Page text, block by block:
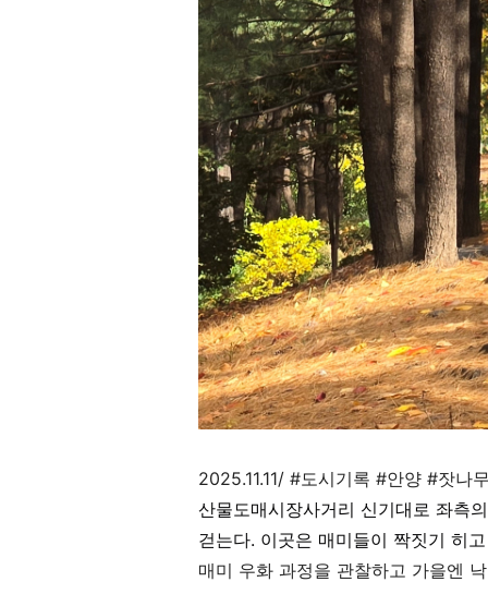
2025.11.11/ #도시기록 #안양 #잣나
산물도매시장사거리 신기대로 좌측
걷는다. 이곳은 매미들이 짝짓기 히
매미 우화 과정을 관찰하고 가을엔